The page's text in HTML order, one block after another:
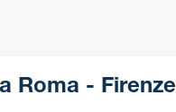
Qual è il costo del pedaggio tra Roma - Firenze